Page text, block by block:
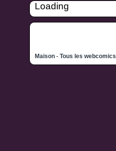
Loading
Maison - Tous les webcomics